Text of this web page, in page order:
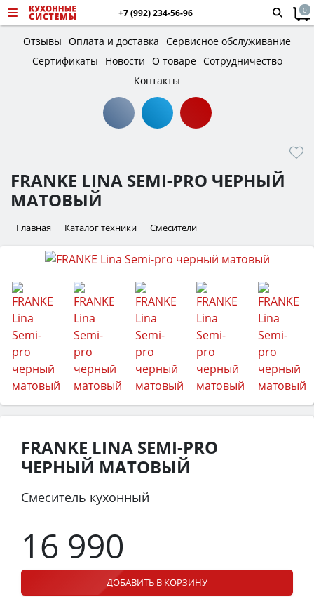
+7 (992) 234-56-96 0
Отзывы Оплата и доставка Сервисное обслуживание
Сертификаты
Новости О товаре Сотрудничество
Контакты
FRANKE LINA SEMI-PRO ЧЕРНЫЙ
МАТОВЫЙ
Главная Каталог техники Смесители
FRANKE LINA SEMI-PRO
ЧЕРНЫЙ МАТОВЫЙ
Смеситель кухонный
16 990
ДОБАВИТЬ В КОРЗИНУ